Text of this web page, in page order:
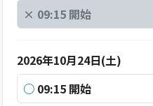
× 09:15 開始
2026年10月24日(土)
○ 09:15 開始